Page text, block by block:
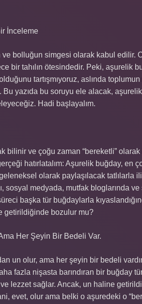
İnceleme
bolluğun simgesi olarak kabul edilir.
bir tahılın ötesindedir. Peki, aşurelik
tartışmıyoruz, aslında
yazıda bu soruyu ele alacak, aşurelik
Hadi başlayalım.
ve çoğu zaman “bereketli” olarak
hatırlatalım: Aşurelik buğday, en
geleneksel olarak paylaşılacak tatlılarla
sosyal medyada, mutfak bloglarında
başka tür buğdaylarla
getirildiğinde bozulur mu?
Her Şeyin Bir Bedeli Var.
un olur, ama her şeyin bir bedeli
fazla nişasta barındıran bir buğday
lezzet sağlar. Ancak, un haline
evet, olur ama belki o aşuredeki o